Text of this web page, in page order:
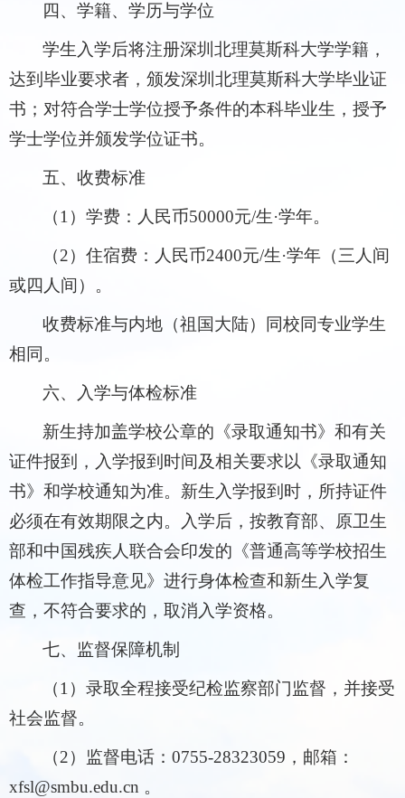
四、学籍、学历与学位
学生入学后将注册深圳北理莫斯科大学学籍，
达到毕业要求者，颁发深圳北理莫斯科大学毕业证
书；对符合学士学位授予条件的本科毕业生，授予
学士学位并颁发学位证书。
五、收费标准
（1）学费：人民币50000元/生·学年。
（2）住宿费：人民币2400元/生·学年（三人间
或四人间）。
收费标准与内地（祖国大陆）同校同专业学生
相同。
六、入学与体检标准
新生持加盖学校公章的《录取通知书》和有关
证件报到，入学报到时间及相关要求以《录取通知
书》和学校通知为准。新生入学报到时，所持证件
必须在有效期限之内。入学后，按教育部、原卫生
部和中国残疾人联合会印发的《普通高等学校招生
体检工作指导意见》进行身体检查和新生入学复
查，不符合要求的，取消入学资格。
七、监督保障机制
（1）录取全程接受纪检监察部门监督，并接受
社会监督。
（2）监督电话：0755-28323059，邮箱：
xfsl@smbu.edu.cn 。